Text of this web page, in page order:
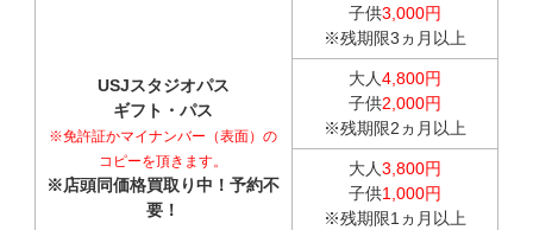
USJスタジオパス
ギフト・パス
※免許証かマイナンバー（表面）の
コピーを頂きます。
※店頭同価格買取り中！予約不
要！
子供3,000円
※残期限3ヵ月以上
大人4,800円
子供2,000円
※残期限2ヵ月以上
大人3,800円
子供1,000円
※残期限1ヵ月以上